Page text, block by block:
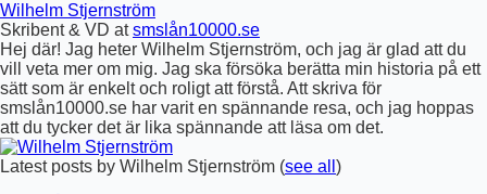
Wilhelm Stjernström
Skribent & VD atsmslån10000.se
Hej där! Jag heter Wilhelm Stjernström, och jag är glad att du
vill veta mer om mig. Jag ska försöka berätta min historia på ett
sätt som är enkelt och roligt att förstå. Att skriva för
smslån10000.se har varit en spännande resa, och jag hoppas
att du tycker det är lika spännande att läsa om det.
Latest posts by Wilhelm Stjernström (see all )